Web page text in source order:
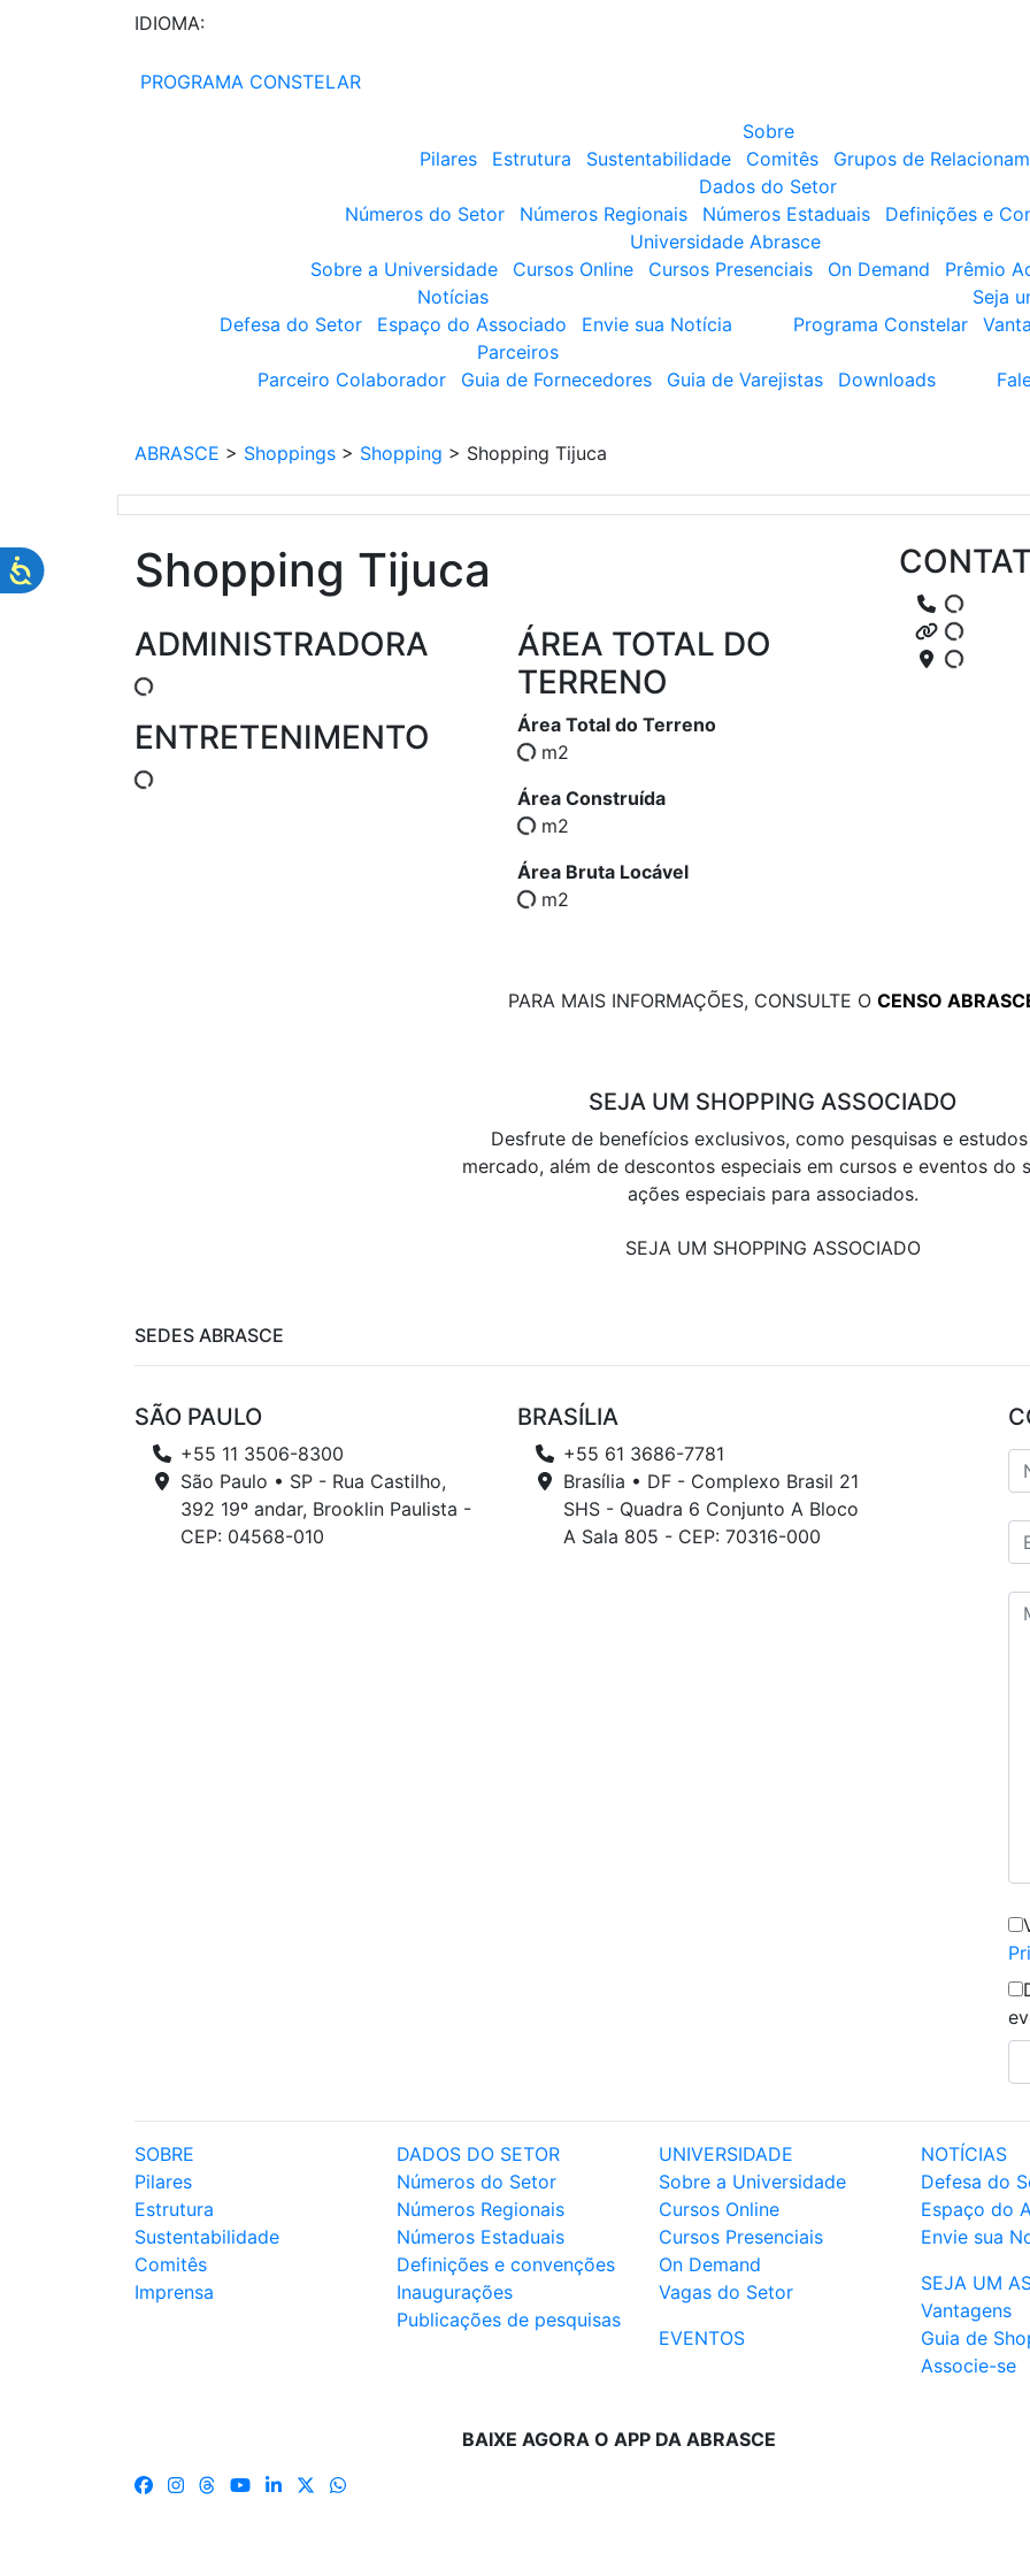
IDIOMA:
PROGRAMA CONSTELAR
Sobre
Pilares
Estrutura Sustentabilidade Comitês
Grupos de
Dados do Setor
Números do Setor
Números Regionais Números Estaduais
Definições e
Universidade Abrasce
Sobre a Universidade
Cursos Online Cursos Presenciais On Demand
Prêmio
Notícias
Defesa do Setor
Espaço do Associado Envie sua Notícia
Seja
Programa Constelar
Parceiros
Parceiro Colaborador
Guia de Fornecedores Guia de Varejistas Downloads
ABRASCE > Shoppings > Shopping > Shopping Tijuca
Shopping Tijuca
ADMINISTRADORA
ENTRETENIMENTO
ÁREA TOTAL DO
TERRENO
Área Total do Terreno
m2
Área Construída
m2
Área Bruta Locável
m2
PARA MAIS INFORMAÇÕES, CONSULTE O CENSO
SEJA UM SHOPPING ASSOCIADO
Desfrute de benefícios exclusivos, como pesquisas e
mercado, além de descontos especiais em cursos e eventos do
ações especiais para associados.
SEJA UM SHOPPING ASSOCIADO
SEDES ABRASCE
SÃO PAULO
+55 11 3506-8300
São Paulo • SP - Rua Castilho,
392 19º andar, Brooklin Paulista -
CEP: 04568-010
BRASÍLIA
+55 61 3686-7781
Brasília • DF - Complexo Brasil 21
SHS - Quadra 6 Conjunto A Bloco
A Sala 805 - CEP: 70316-000
SOBRE
Pilares
Estrutura
Sustentabilidade
Comitês
Imprensa
DADOS DO SETOR
Números do Setor
Números Regionais
Números Estaduais
Definições e convenções
Inaugurações
Publicações de pesquisas
UNIVERSIDADE
Sobre a Universidade
Cursos Online
Cursos Presenciais
On Demand
Vagas do Setor
EVENTOS
NOTÍCIAS
Defesa do
Espaço do
Envie sua
SEJA UM
Vantagens
Guia de
Associe-se
BAIXE AGORA O APP DA ABRASCE